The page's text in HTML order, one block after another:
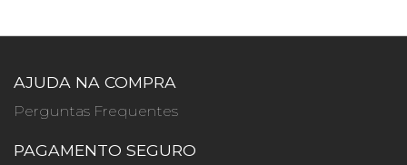
AJUDA NA COMPRA
Perguntas Frequentes
PAGAMENTO SEGURO